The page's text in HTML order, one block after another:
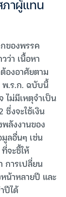
ภาผู้แทน
ของพรรค
ว่า เนื้อหา
องอาศัยตาม
พ.ร.ก. ฉบับนี้
ไม่มีเหตุจำเป็น
ซึ่งจะใช้เงิน
ลังงานของ
ลอื่นๆ เช่น
จะชี้ให้
การเปลี่ยน
น้าหลายปี และ
ปีได้